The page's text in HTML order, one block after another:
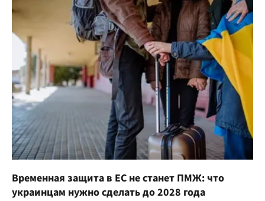
Временная защита в ЕС не станет ПМЖ: что
украинцам нужно сделать до 2028 года